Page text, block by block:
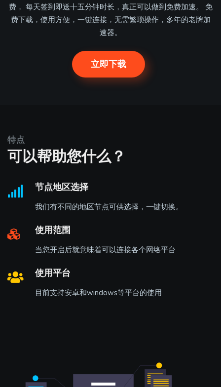
费， 每天签到即送十五分钟时长，真正可以做到免费加速。 免
费下载，使用方便，一键连接，无需繁琐操作，多年的老牌加
速器。
立即下载
特点
可以帮助您什么？
节点地区选择
我们有不同的地区节点可供选择，一键切换。
使用范围
当您开启后就意味着可以连接各个网络平台
使用平台
目前支持安卓和windows等平台的使用